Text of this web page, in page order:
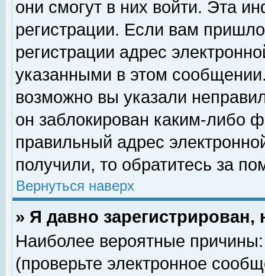
они смогут в них войти. Эта
регистрации. Если вам
регистрации адрес
указанными в этом
возможно вы указали
он заблокирован каким-либо
правильный адрес
получили, то обратитесь за
Вернуться наверх
» Я давно
Наиболее вероятные
(проверьте электронное